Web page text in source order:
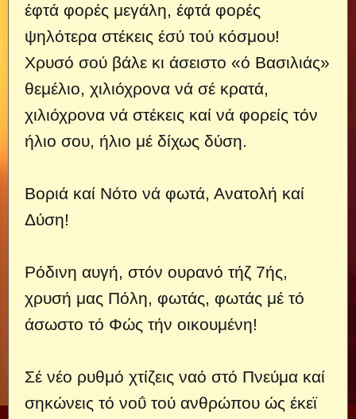
έφτά φορές μεγάλη, έφτά φορές
ψηλότερα στέκεις έσύ τού κόσμου!
Χρυσό σού βάλε κι άσειστο «ό Βασιλιάς»
θεμέλιο, χιλιόχρονα νά σέ κρατά,
χιλιόχρονα νά στέκεις καί νά φορείς τόν
ήλιο σου, ήλιο μέ δίχως δύση.
Βοριά καί Νότο νά φωτά, Ανατολή καί
Δύση!
Ρόδινη αυγή, στόν ουρανό τήζ 7ής,
χρυσή μας Πόλη, φωτάς, φωτάς μέ τό
άσωστο τό Φώς τήν οικουμένη!
Σέ νέο ρυθμό χτίζεις ναό στό Πνεύμα καί
σηκώνεις τό νοΰ τού ανθρώπου ώς έκεϊ